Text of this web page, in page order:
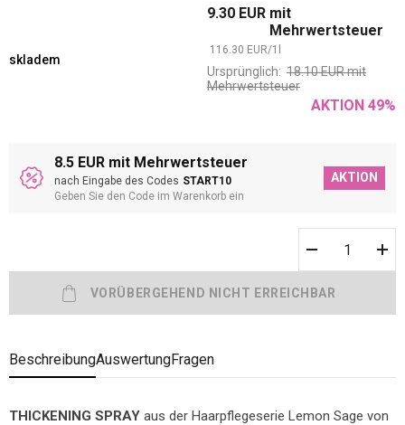
skladem
9.30 EUR mit
Mehrwertsteuer
116.30 EUR/1
Ursprünglich: 18.10EURmit
Mehrwertsteuer
AKTION 49%
8.5 EUR mit Mehrwertsteuer
nach Eingabe des Codes START10
Geben Sie den Code im Warenkorb ein
AKTION
BeschreibungAuswertungFragen
THICKENING SPRAY aus der Haarpflegeserie Lemon Sage von